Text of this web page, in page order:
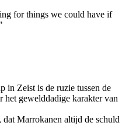
for things we could have if
in Zeist is de ruzie tussen de
het gewelddadige karakter van
Marrokanen altijd de schuld